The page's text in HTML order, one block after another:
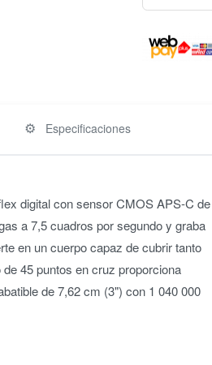
⚙️ Especificaciones
digital con sensor CMOS APS-C de
a 7,5 cuadros por segundo y graba
en un cuerpo capaz de cubrir tanto
45 puntos en cruz proporciona
de 7,62 cm (3") con 1 040 000